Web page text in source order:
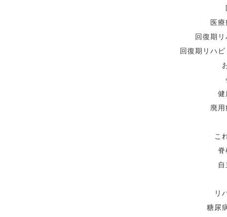
医
回復期
回復期リハ
健
廃
こ
リ
糖尿